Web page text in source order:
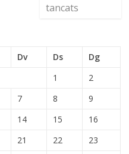
tancats
Dv Ds
Dg
1
2
7 8
9
14 15
16
21 22
23